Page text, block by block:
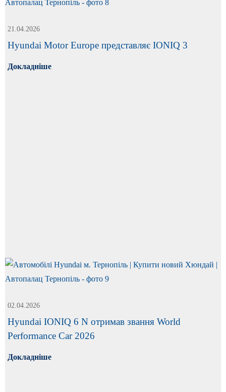
21.04.2026
Hyundai Motor Europe представляє IONIQ 3
Докладніше
02.04.2026
Hyundai IONIQ 6 N отримав звання World
Performance Car 2026
Докладніше